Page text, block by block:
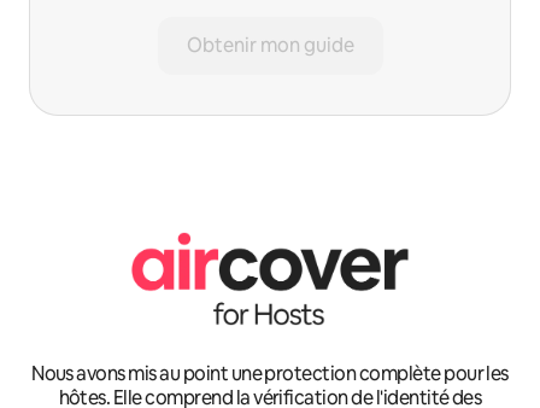
Obtenir mon guide
Nous avons mis au point une protection complète pour les
hôtes. Elle comprend la vérification de l'identité des